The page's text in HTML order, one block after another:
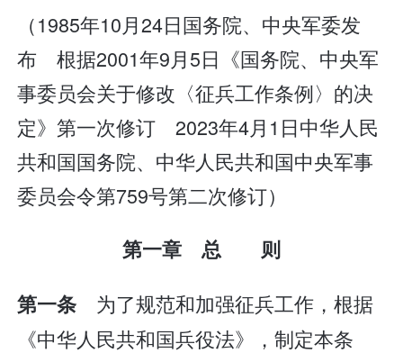
（1985年10月24日国务院、中央军委发
布 根据2001年9月5日《国务院、中央军
事委员会关于修改〈征兵工作条例〉的决
定》第一次修订 2023年4月1日中华人民
共和国国务院、中华人民共和国中央军事
委员会令第759号第二次修订）
第一章 总 则
第一条 为了规范和加强征兵工作，根据
《中华人民共和国兵役法》，制定本条